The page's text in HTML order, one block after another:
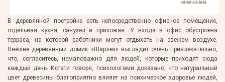
В деревянной постройке есть непосредственно офисное помещение,
отдельная кухня, санузел и прихожая. У входа в офис обустроена
терраса, на которой работники могут отдыхать на свежем воздухе.
Внешне деревянный домик «Шарлез» выглядит очень привлекательно,
что, согласитесь, немаловажно для людей, которые приходят сюда
каждый день. Кстати говоря, психологами доказано, что натуральный
цвет древесины благоприятно влияет на психическое здоровье людей,